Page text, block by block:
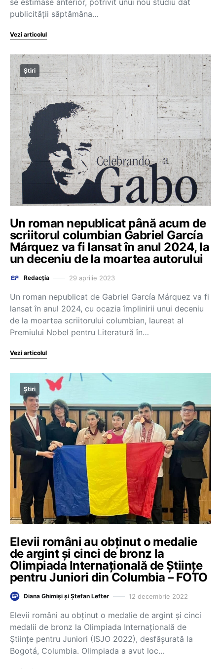
se estimase anterior, potrivit unui nou studiu dat
publicităţii săptămâna…
Vezi articolul
Știri
Un roman nepublicat până acum de
scriitorul columbian Gabriel García
Márquez va fi lansat în anul 2024, la
un deceniu de la moartea autorului
Redacția 29 aprilie 2023
Un roman nepublicat de Gabriel García Márquez va fi
lansat în anul 2024, cu ocazia împlinirii unui deceniu
de la moartea scriitorului columbian, laureat al
Premiului Nobel pentru Literatură în…
Vezi articolul
Știri
Elevii români au obținut o medalie
de argint și cinci de bronz la
Olimpiada Internațională de Științe
pentru Juniori din Columbia – FOTO
Diana Ghimiși și Ștefan Lefter 12 decembrie 2022
Elevii români au obținut o medalie de argint și cinci
medalii de bronz la Olimpiada Internațională de
Științe pentru Juniori (ISJO 2022), desfășurată la
Bogotá, Columbia. Olimpiada a avut loc…